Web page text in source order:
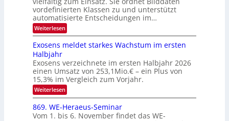
e
c
h
T
a
k
s
f
d
e
r
V
S
I
O
N
2
0
z
u
E
l
e
t
r
o
n
k
vordefinierten Klassen zu und unterstützt
automatisierte Entscheidungen im…
Weiterlesen:
W
n
d
i
e
K
I
m
i
t
Exosens meldet starkes Wachstum im ersten
Halbjahr
Exosens verzeichnete im ersten Halbjahr 2026
einen Umsatz von 253,1Mio.€ – ein Plus von
15,3% im Vergleich zum Vorjahr.
Weiterlesen:
E
x
o
s
869. WE-Heraeus-Seminar
Vom 1. bis 6. November findet das WE-